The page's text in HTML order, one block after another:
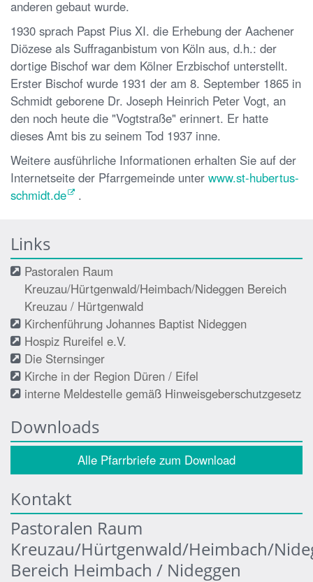
anderen gebaut wurde.
1930 sprach Papst Pius XI. die Erhebung der Aachener
Diözese als Suffraganbistum von Köln aus, d.h.: der
dortige Bischof war dem Kölner Erzbischof unterstellt.
Erster Bischof wurde 1931 der am 8. September 1865 in
Schmidt geborene Dr. Joseph Heinrich Peter Vogt, an
den noch heute die "Vogtstraße" erinnert. Er hatte
dieses Amt bis zu seinem Tod 1937 inne.
Weitere ausführliche Informationen erhalten Sie auf der
Internetseite der Pfarrgemeinde unter www.st-hubertus-
schmidt.de
.
Links
Pastoralen Raum
Kreuzau/Hürtgenwald/Heimbach/Nideggen Bereich
Kreuzau / Hürtgenwald
Kirchenführung Johannes Baptist Nideggen
Hospiz Rureifel e.V.
Die Sternsinger
Kirche in der Region Düren / Eifel
interne Meldestelle gemäß Hinweisgeberschutzgesetz
Downloads
Alle Pfarrbriefe zum Download
Kontakt
Pastoralen Raum
Kreuzau/Hürtgenwald/Heimbach/
Bereich Heimbach / Nideggen